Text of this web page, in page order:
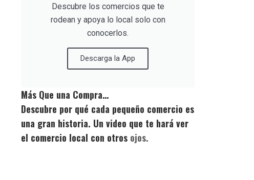
Descubre los comercios que te
rodean y apoya lo local solo con
conocerlos.
Descarga la App
Más Que una Compra…
Descubre por qué cada pequeño comercio es
una gran historia. Un video que te hará ver
el comercio local con otros ojos.